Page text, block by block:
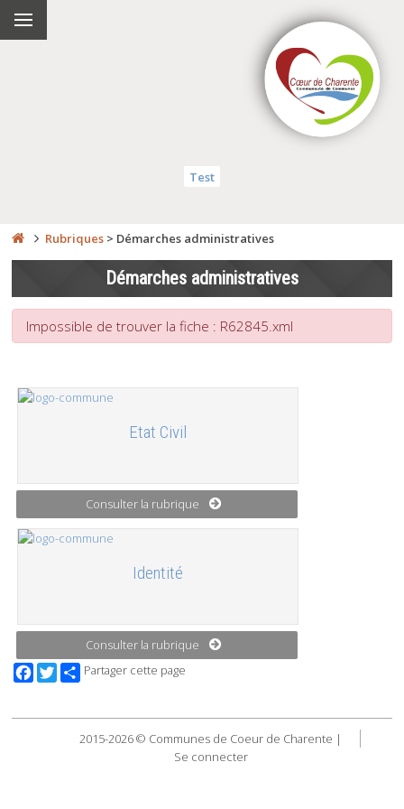
Test
Rubriques > Démarches administratives
Démarches administratives
Impossible de trouver la fiche : R62845.xml
Etat Civil
Consulter la rubrique
Identité
Consulter la rubrique
Facebook
TwitterPartager cette page
2015-2026 © Communes de Coeur de Charente |
Se connecter